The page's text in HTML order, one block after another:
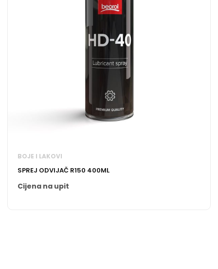
BOJE I LAKOVI
SPREJ ODVIJAČ R150 400ML
Cijena na upit